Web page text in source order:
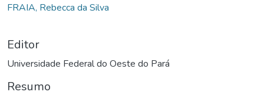
FRAIA, Rebecca da Silva
Editor
Universidade Federal do Oeste do Pará
Resumo